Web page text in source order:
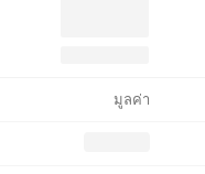
มูลค่า